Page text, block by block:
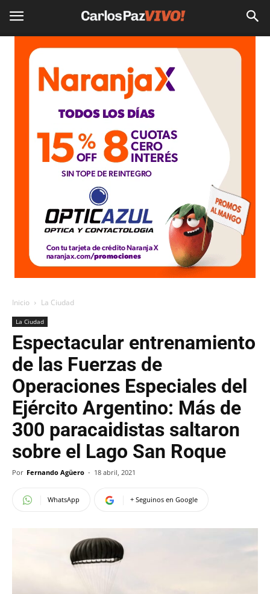
Inicio La Ciudad
La Ciudad
Espectacular entrenamiento
de las Fuerzas de
Operaciones Especiales del
Ejército Argentino: Más de
300 paracaidistas saltaron
sobre el Lago San Roque
Por Fernando Agüero - 18 abril, 2021
WhatsApp + Seguinos en Google